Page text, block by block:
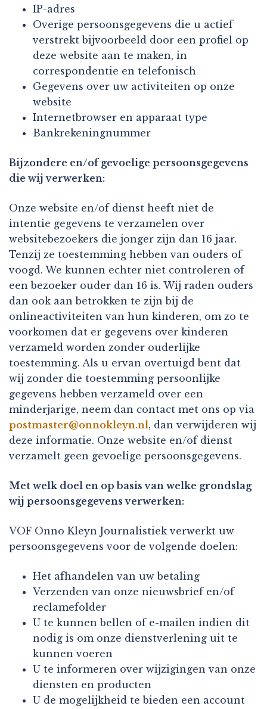
IP-adres
Overige persoonsgegevens die u actief
verstrekt bijvoorbeeld door een profiel op
deze website aan te maken, in
correspondentie en telefonisch
Gegevens over uw activiteiten op onze
website
Internetbrowser en apparaat type
Bankrekeningnummer
Bijzondere en/of gevoelige persoonsgegevens
die wij verwerken:
Onze website en/of dienst heeft niet de
intentie gegevens te verzamelen over
websitebezoekers die jonger zijn dan 16 jaar.
Tenzij ze toestemming hebben van ouders of
voogd. We kunnen echter niet controleren of
een bezoeker ouder dan 16 is. Wij raden ouders
dan ook aan betrokken te zijn bij de
onlineactiviteiten van hun kinderen, om zo te
voorkomen dat er gegevens over kinderen
verzameld worden zonder ouderlijke
toestemming. Als u ervan overtuigd bent dat
wij zonder die toestemming persoonlijke
gegevens hebben verzameld over een
minderjarige, neem dan contact met ons op via
postmaster@onnokleyn.nl, dan verwijderen wij
deze informatie. Onze website en/of dienst
verzamelt geen gevoelige persoonsgegevens.
Met welk doel en op basis van welke grondslag
wij persoonsgegevens verwerken:
VOF Onno Kleyn Journalistiek verwerkt uw
persoonsgegevens voor de volgende doelen:
Het afhandelen van uw betaling
Verzenden van onze nieuwsbrief en/of
reclamefolder
U te kunnen bellen of e-mailen indien dit
nodig is om onze dienstverlening uit te
kunnen voeren
U te informeren over wijzigingen van onze
diensten en producten
U de mogelijkheid te bieden een account